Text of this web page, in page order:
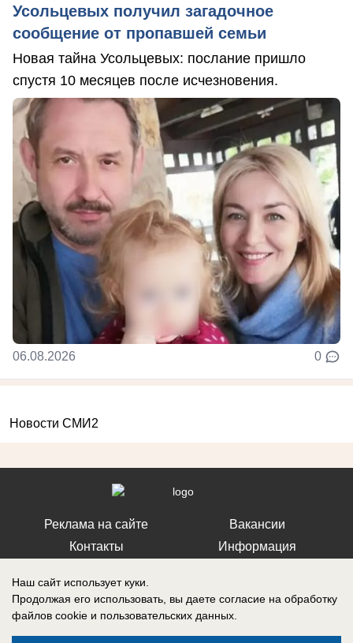
Усольцевых получил загадочное
сообщение от пропавшей семьи
Новая тайна Усольцевых: послание пришло
спустя 10 месяцев после исчезновения.
06.08.2026 0
Новости СМИ2
Реклама на сайте
Контакты
Вакансии
Информация
Наш сайт использует куки.
Продолжая его использовать, вы даете согласие на обработку
файлов cookie и пользовательских данных.